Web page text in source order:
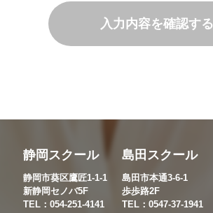
入力内容を確認する
静岡スクール
静岡市葵区鷹匠1-1-1
新静岡セノバ5F
TEL：054-251-4141
島田スクール
島田市本通3-6-1
歩歩路2F
TEL：0547-37-1941